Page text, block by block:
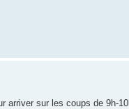
sur les coups de 9h-